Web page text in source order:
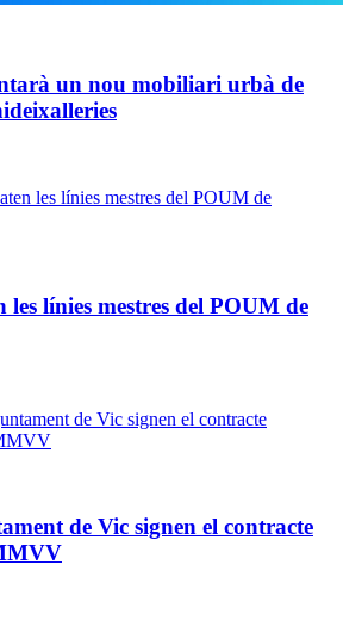
un nou mobiliari urbà de
les línies mestres del POUM de
de Vic signen el contracte